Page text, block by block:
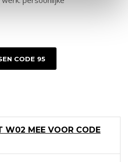
CODE 95
W02 MEE VOOR CODE